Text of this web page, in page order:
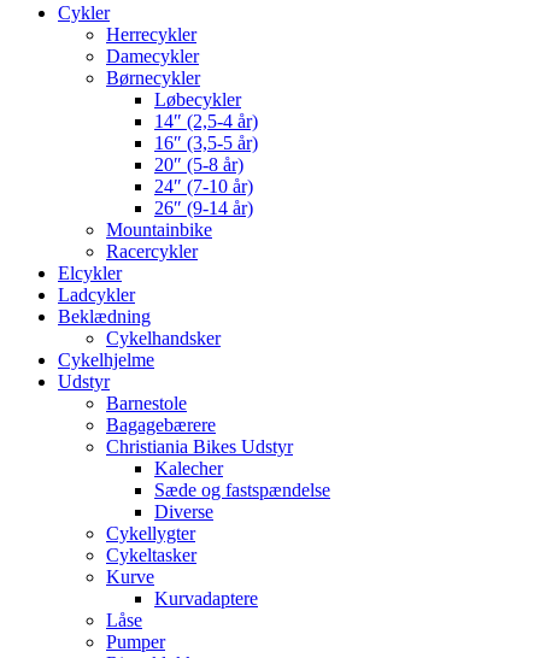
Cykler
Herrecykler
Damecykler
Børnecykler
Løbecykler
14″ (2,5-4 år)
16″ (3,5-5 år)
20″ (5-8 år)
24″ (7-10 år)
26″ (9-14 år)
Mountainbike
Racercykler
Elcykler
Ladcykler
Beklædning
Cykelhandsker
Cykelhjelme
Udstyr
Barnestole
Bagagebærere
Christiania Bikes Udstyr
Kalecher
Sæde og fastspændelse
Diverse
Cykellygter
Cykeltasker
Kurve
Kurvadaptere
Låse
Pumper